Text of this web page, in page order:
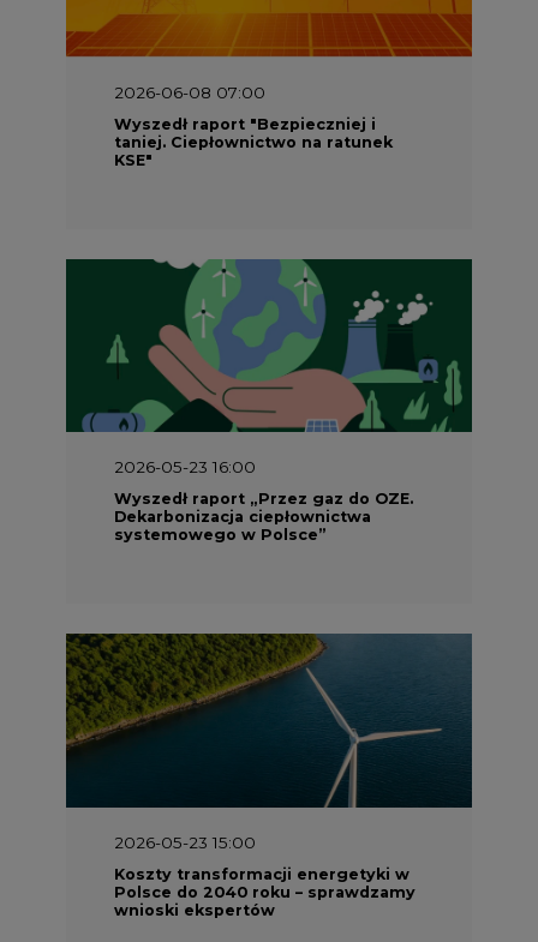
2026-06-08 07:00
Wyszedł raport "Bezpieczniej i
taniej. Ciepłownictwo na ratunek
KSE"
2026-05-23 16:00
Wyszedł raport „Przez gaz do OZE.
Dekarbonizacja ciepłownictwa
systemowego w Polsce”
2026-05-23 15:00
Koszty transformacji energetyki w
Polsce do 2040 roku – sprawdzamy
wnioski ekspertów